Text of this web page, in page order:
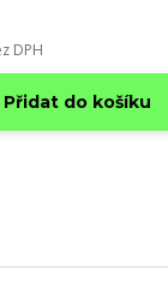
DPH
Přidat do košíku